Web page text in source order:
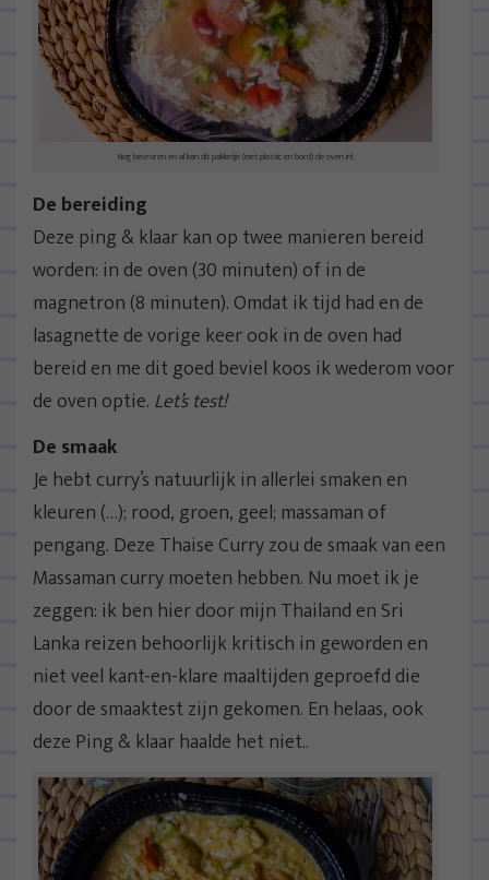
Nog bevroren en al kan dit pakketje (met plastic en bord) de oven in!
De bereiding
Deze ping & klaar kan op twee manieren bereid
worden: in de oven (30 minuten) of in de
magnetron (8 minuten). Omdat ik tijd had en de
lasagnette de vorige keer ook in de oven had
bereid en me dit goed beviel koos ik wederom voor
de oven optie. Let’s test!
De smaak
Je hebt curry’s natuurlijk in allerlei smaken en
kleuren (…); rood, groen, geel; massaman of
pengang. Deze Thaise Curry zou de smaak van een
Massaman curry moeten hebben. Nu moet ik je
zeggen: ik ben hier door mijn Thailand en Sri
Lanka reizen behoorlijk kritisch in geworden en
niet veel kant-en-klare maaltijden geproefd die
door de smaaktest zijn gekomen. En helaas, ook
deze Ping & klaar haalde het niet..